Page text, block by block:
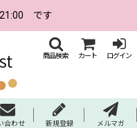
21:00 です
商品検索 カート ログイン
合わせ 新規登録 メルマガ